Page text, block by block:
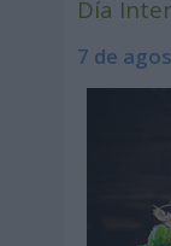
Día
7 de